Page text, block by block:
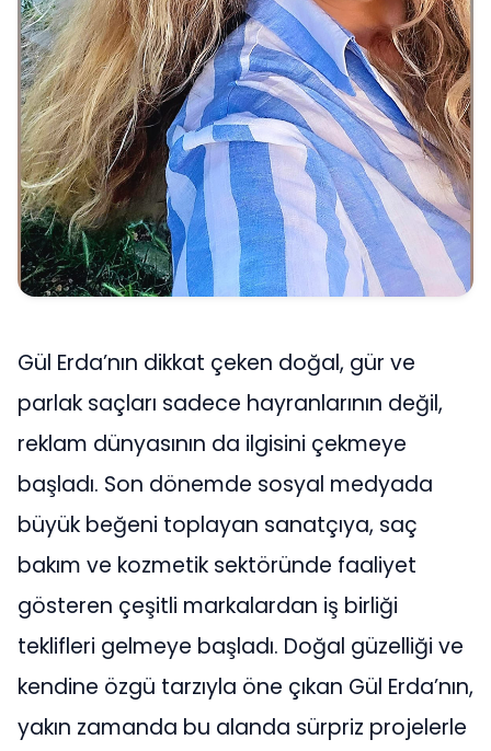
Gül Erda’nın dikkat çeken doğal, gür ve
parlak saçları sadece hayranlarının değil,
reklam dünyasının da ilgisini çekmeye
başladı. Son dönemde sosyal medyada
büyük beğeni toplayan sanatçıya, saç
bakım ve kozmetik sektöründe faaliyet
gösteren çeşitli markalardan iş birliği
teklifleri gelmeye başladı. Doğal güzelliği ve
kendine özgü tarzıyla öne çıkan Gül Erda’nın,
yakın zamanda bu alanda sürpriz projelerle